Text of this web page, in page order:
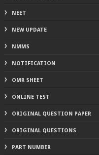
NEET
NEW UPDATE
NMMS
NOTIFICATION
OMR SHEET
ONLINE TEST
ORIGINAL QUESTION PAPER
ORIGINAL QUESTIONS
PART NUMBER